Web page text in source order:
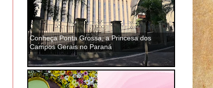
Conheça Ponta Grossa, a Princesa dos
Campos Gerais no Paraná